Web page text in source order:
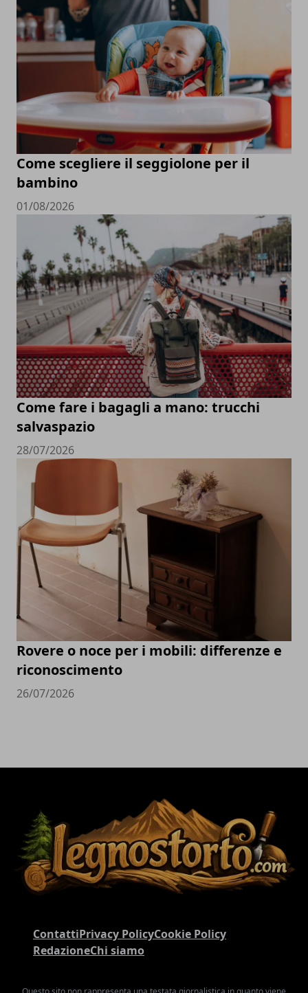
Come scegliere il seggiolone per il
bambino
01/08/2026
Come fare i bagagli a mano: trucchi
salvaspazio
28/07/2026
Rovere o noce per i mobili: differenze e
riconoscimento
26/07/2026
ContattiPrivacy PolicyCookie Policy
RedazioneChi siamo